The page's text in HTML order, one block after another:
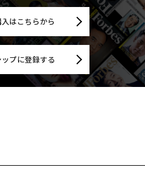
はこちらから
プに登録する